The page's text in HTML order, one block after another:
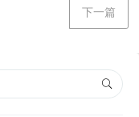
下一篇